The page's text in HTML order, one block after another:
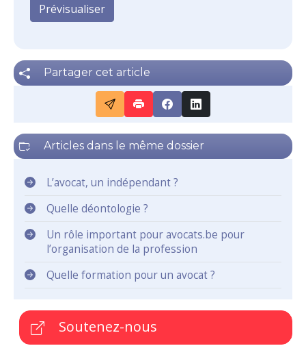
Partager cet article
Articles dans le même dossier
L’avocat, un indépendant ?
Quelle déontologie ?
Un rôle important pour avocats.be pour
l’organisation de la profession
Quelle formation pour un avocat ?
Soutenez-nous